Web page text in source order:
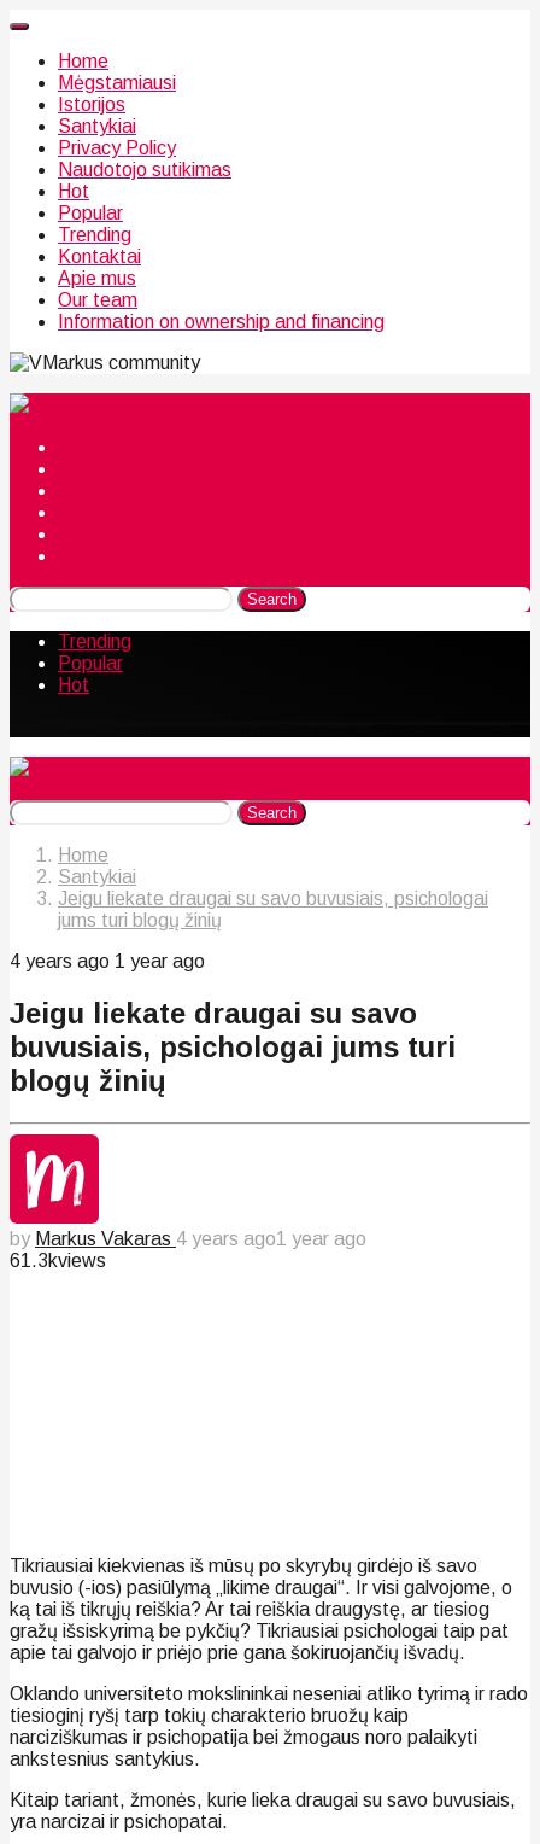
Home
Mėgstamiausi
Istorijos
Santykiai
Privacy Policy
Naudotojo sutikimas
Hot
Popular
Trending
Kontaktai
Apie mus
Our team
Information on ownership and financing
community
Search
Trending
Popular
Hot
Search
Home
Santykiai
Jeigu liekate draugai su savo buvusiais, psichologai
jums turi blogų žinių
4 years ago 1 year ago
Jeigu liekate draugai su savo
buvusiais, psichologai jums turi
blogų žinių
by Markus Vakaras 4 years ago1 year ago
61.3kviews
Tikriausiai kiekvienas iš mūsų po skyrybų girdėjo iš savo
buvusio (-ios) pasiūlymą „likime draugai“. Ir visi galvojome, o
ką tai iš tikrųjų reiškia? Ar tai reiškia draugystę, ar tiesiog
gražų išsiskyrimą be pykčių? Tikriausiai psichologai taip pat
apie tai galvojo ir priėjo prie gana šokiruojančių išvadų.
Oklando universiteto mokslininkai neseniai atliko tyrimą ir rado
tiesioginį ryšį tarp tokių charakterio bruožų kaip
narciziškumas ir psichopatija bei žmogaus noro palaikyti
ankstesnius santykius.
Kitaip tariant, žmonės, kurie lieka draugai su savo buvusiais,
yra narcizai ir psichopatai.